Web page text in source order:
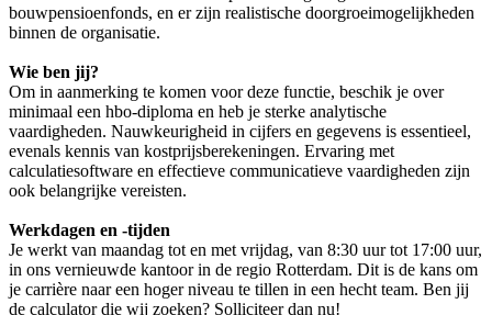
bouwpensioenfonds, en er zijn realistische doorgroeimogelijkheden
binnen de organisatie.
Wie ben jij?
Om in aanmerking te komen voor deze functie, beschik je over
minimaal een hbo-diploma en heb je sterke analytische
vaardigheden. Nauwkeurigheid in cijfers en gegevens is essentieel,
evenals kennis van kostprijsberekeningen. Ervaring met
calculatiesoftware en effectieve communicatieve vaardigheden zijn
ook belangrijke vereisten.
Werkdagen en -tijden
Je werkt van maandag tot en met vrijdag, van 8:30 uur tot 17:00 uur,
in ons vernieuwde kantoor in de regio Rotterdam. Dit is de kans om
je carrière naar een hoger niveau te tillen in een hecht team. Ben jij
de calculator die wij zoeken? Solliciteer dan nu!